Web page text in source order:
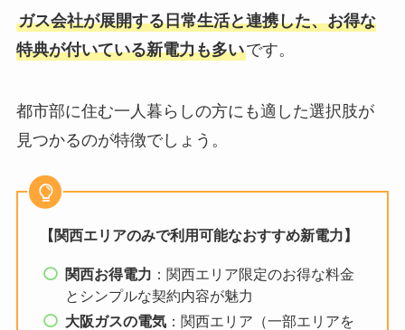
ガス会社が展開する日常生活と連携した、お得な
特典が付いている新電力も多いです。
都市部に住む一人暮らしの方にも適した選択肢が
見つかるのが特徴でしょう。
【関西エリアのみで利用可能なおすすめ新電力】
関西お得電力 ：関西エリア限定のお得な料金
とシンプルな契約内容が魅力
大阪ガスの電気 ：関西エリア（一部エリアを